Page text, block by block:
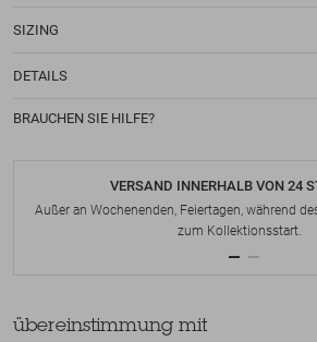
SIZING
DETAILS
BRAUCHEN SIE HILFE?
VERSAND INNERHALB VON 24
Außer an Wochenenden, Feiertagen, während
zum Kollektionsstart.
übereinstimmung mit